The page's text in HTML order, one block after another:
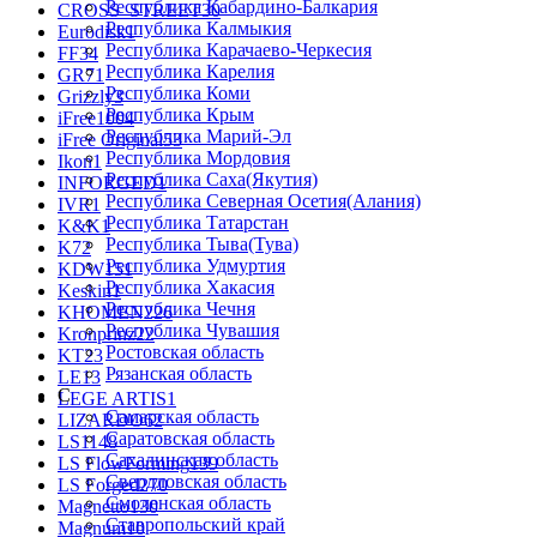
CROSS_STREET30
Eurodisk1
FF34
GR71
Grizzly3
iFree1004
iFree Original53
Ikon1
INFORGED1
IVR1
K&K1
K72
KDW151
Keskin1
KHOMEN226
Kronprinz22
KT23
LE13
LEGE ARTIS1
LIZARDO62
LS1148
LS FlowForming139
LS Forged270
Magnetto130
Magnum10
Республика Кабардино-Балкария
Республика Калмыкия
Республика Карачаево-Черкеcия
Республика Карелия
Республика Коми
Республика Крым
Республика Марий-Эл
Республика Мордовия
Республика Саха(Якутия)
Республика Северная Осетия(Алания)
Республика Татарстан
Республика Тыва(Тува)
Республика Удмуртия
Республика Хакасия
Республика Чечня
Республика Чувашия
Ростовская область
Рязанская область
С
Самарская область
Саратовская область
Сахалинская область
Свердловская область
Смоленская область
Ставропольский край